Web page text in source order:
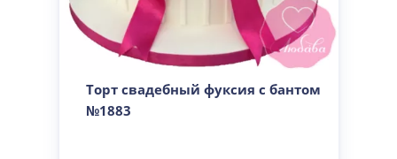
Торт свадебный фуксия с бантом
№1883